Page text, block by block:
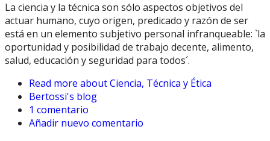
La ciencia y la técnica son sólo aspectos objetivos del
actuar humano, cuyo origen, predicado y razón de ser
está en un elemento subjetivo personal infranqueable: `la
oportunidad y posibilidad de trabajo decente, alimento,
salud, educación y seguridad para todos´.
Read more about Ciencia, Técnica y Ética
Bertossi's blog
1 comentario
Añadir nuevo comentario